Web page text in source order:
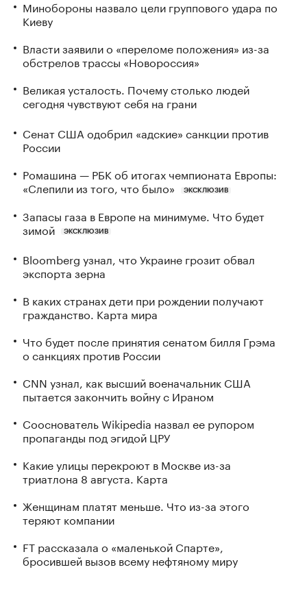
Минобороны назвало цели группового удара по
Киеву
Власти заявили о «переломе положения» из-за
обстрелов трассы «Новороссия»
Великая усталость. Почему столько людей
сегодня чувствуют себя на грани
Сенат США одобрил «адские» санкции против
России
Ромашина — РБК об итогах чемпионата Европы:
«Слепили из того, что было»
ЭКСКЛЮЗИВ
Запасы газа в Европе на минимуме. Что будет
зимой
ЭКСКЛЮЗИВ
Bloomberg узнал, что Украине грозит обвал
экспорта зерна
В каких странах дети при рождении получают
гражданство. Карта мира
Что будет после принятия сенатом билля Грэма
о санкциях против России
CNN узнал, как высший военачальник США
пытается закончить войну с Ираном
Сооснователь Wikipedia назвал ее рупором
пропаганды под эгидой ЦРУ
Какие улицы перекроют в Москве из-за
триатлона 8 августа. Карта
Женщинам платят меньше. Что из-за этого
теряют компании
FT рассказала о «маленькой Спарте»,
бросившей вызов всему нефтяному миру